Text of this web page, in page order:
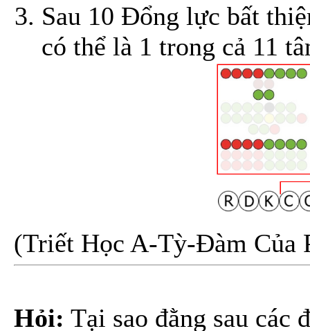
Sau 10 Đổng lực bất
có thể là 1 trong cả 11
(Triết Học A-Tỳ-Đàm Của
Hỏi: Tại sao đằng sau các